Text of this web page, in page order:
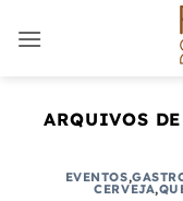
ARQUIVOS
EVENTOS,
CERVEJA,